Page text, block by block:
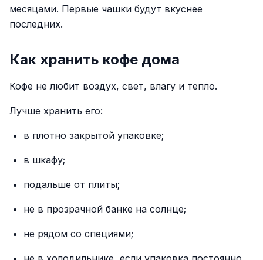
месяцами. Первые чашки будут вкуснее
последних.
Как хранить кофе дома
Кофе не любит воздух, свет, влагу и тепло.
Лучше хранить его:
в плотно закрытой упаковке;
в шкафу;
подальше от плиты;
не в прозрачной банке на солнце;
не рядом со специями;